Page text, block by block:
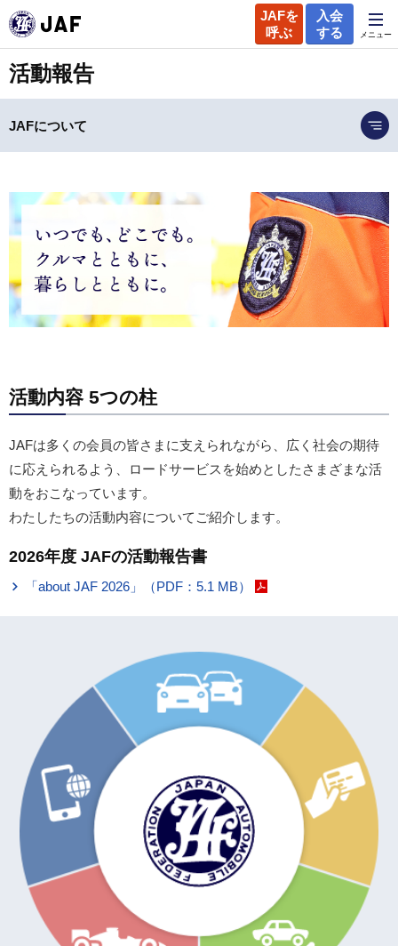
JAFを
呼ぶ
入会
する
メニュー
活動報告
JAFについて
活動内容 5つの柱
JAFは多くの会員の皆さまに支えられながら、広く社会の期待
に応えられるよう、ロードサービスを始めとしたさまざまな活
動をおこなっています。
わたしたちの活動内容についてご紹介します。
2026年度 JAFの活動報告書
「about JAF 2026」（PDF：5.1 MB）